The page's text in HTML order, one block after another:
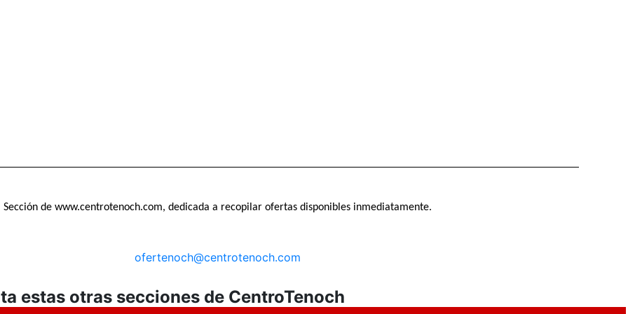
Sección de www.centrotenoch.com, dedicada a recopilar ofertas disponibles inmediatamente.
ofertenoch@centrotenoch.com
estas otras secciones de CentroTenoch